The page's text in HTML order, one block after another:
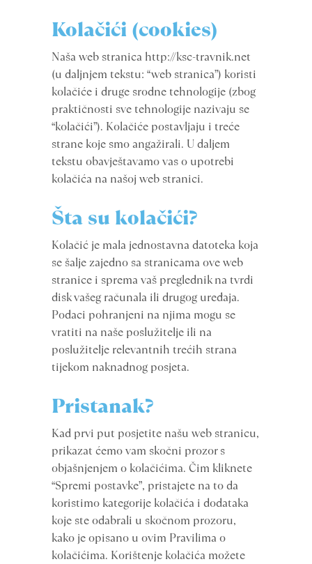
Kolačići (cookies)
Naša web stranica http://ksc-travnik.net
(u daljnjem tekstu: “web stranica”) koristi
kolačiće i druge srodne tehnologije (zbog
praktičnosti sve tehnologije nazivaju se
“kolačići”). Kolačiće postavljaju i treće
strane koje smo angažirali. U daljem
tekstu obavještavamo vas o upotrebi
kolačića na našoj web stranici.
Šta su kolačići?
Kolačić je mala jednostavna datoteka koja
se šalje zajedno sa stranicama ove web
stranice i sprema vaš preglednik na tvrdi
disk vašeg računala ili drugog uređaja.
Podaci pohranjeni na njima mogu se
vratiti na naše poslužitelje ili na
poslužitelje relevantnih trećih strana
tijekom naknadnog posjeta.
Pristanak?
Kad prvi put posjetite našu web stranicu,
prikazat ćemo vam skočni prozor s
objašnjenjem o kolačićima. Čim kliknete
“Spremi postavke”, pristajete na to da
koristimo kategorije kolačića i dodataka
koje ste odabrali u skočnom prozoru,
kako je opisano u ovim Pravilima o
kolačićima. Korištenje kolačića možete